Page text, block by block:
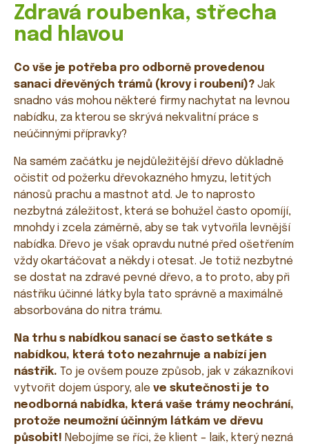
Zdravá roubenka, střecha
nad hlavou
Co vše je potřeba pro odborně provedenou
sanaci dřevěných trámů (krovy i roubení)? Jak
snadno vás mohou některé firmy nachytat na levnou
nabídku, za kterou se skrývá nekvalitní práce s
neúčinnými přípravky?
Na samém začátku je nejdůležitější dřevo důkladně
očistit od požerku dřevokazného hmyzu, letitých
nánosů prachu a mastnot atd. Je to naprosto
nezbytná záležitost, která se bohužel často opomíjí,
mnohdy i zcela záměrně, aby se tak vytvořila levnější
nabídka. Dřevo je však opravdu nutné před ošetřením
vždy okartáčovat a někdy i otesat. Je totiž nezbytné
se dostat na zdravé pevné dřevo, a to proto, aby při
nástřiku účinné látky byla tato správně a maximálně
absorbována do nitra trámu.
Na trhu s nabídkou sanací se často setkáte s
nabídkou, která toto nezahrnuje a nabízí jen
nástřik. To je ovšem pouze způsob, jak v zákazníkovi
vytvořit dojem úspory, ale ve skutečnosti je to
neodborná nabídka, která vaše trámy neochrání,
protože neumožní účinným látkám ve dřevu
působit! Nebojíme se říci, že klient – laik, který nezná